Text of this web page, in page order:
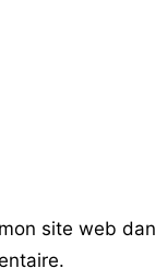
site web